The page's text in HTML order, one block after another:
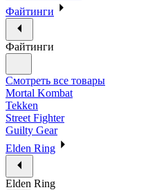
Файтинги
Файтинги
Смотреть все товары
Mortal Kombat
Tekken
Street Fighter
Guilty Gear
Elden Ring
Elden Ring